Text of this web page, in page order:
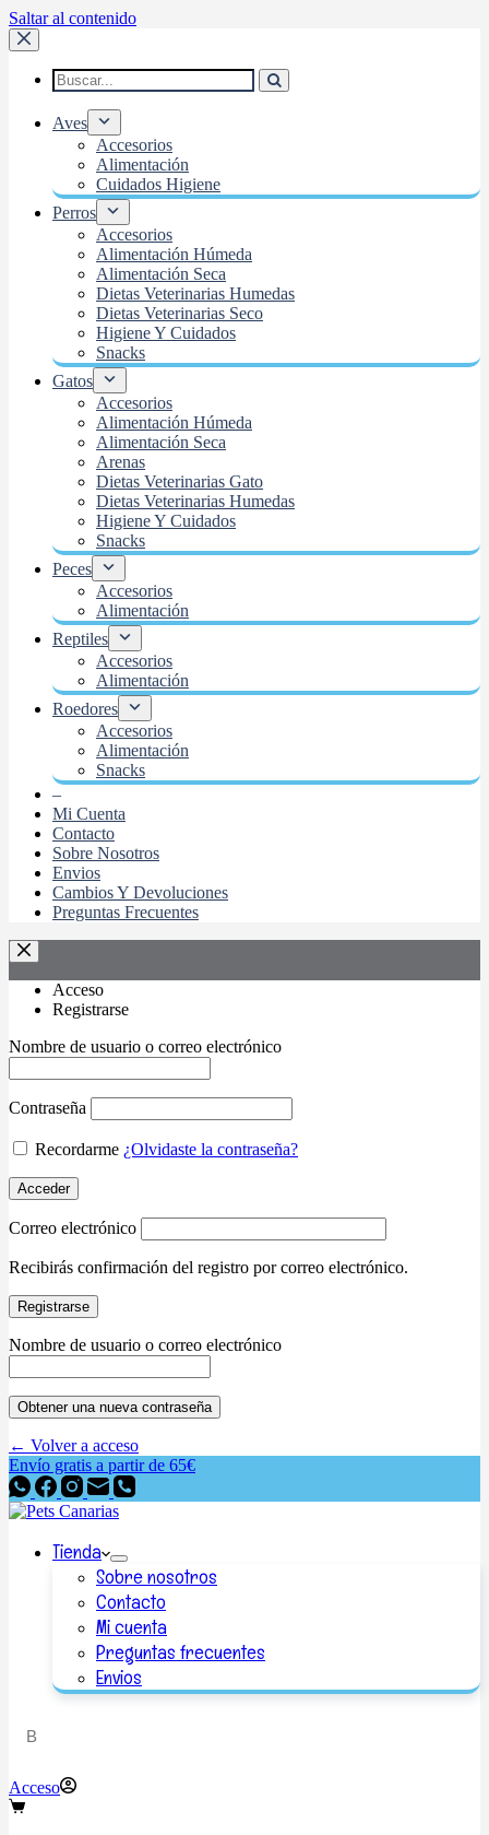
Saltar al contenido
Aves
Accesorios
Alimentación
Cuidados Higiene
Perros
Accesorios
Alimentación Húmeda
Alimentación Seca
Dietas Veterinarias Humedas
Dietas Veterinarias Seco
Higiene Y Cuidados
Snacks
Gatos
Accesorios
Alimentación Húmeda
Alimentación Seca
Arenas
Dietas Veterinarias Gato
Dietas Veterinarias Humedas
Higiene Y Cuidados
Snacks
Peces
Accesorios
Alimentación
Reptiles
Accesorios
Alimentación
Roedores
Accesorios
Alimentación
Snacks
–
Mi Cuenta
Contacto
Sobre Nosotros
Envios
Cambios Y Devoluciones
Preguntas Frecuentes
Acceso
Registrarse
Nombre de usuario o correo electrónico
Contraseña
Recordarme ¿Olvidaste la contraseña?
Acceder
Correo electrónico
Recibirás confirmación del registro por correo electrónico.
Registrarse
Nombre de usuario o correo electrónico
Obtener una nueva contraseña
← Volver a acceso
Envío gratis a partir de 65€
Tienda
Sobre nosotros
Contacto
Mi cuenta
Preguntas frecuentes
Envios
Acceso